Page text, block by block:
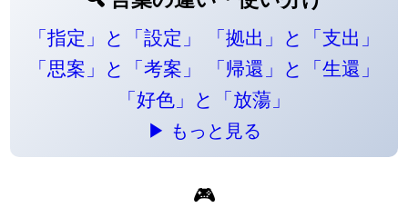
「指定」と「設定」
「拠出」と「支出」
「思案」と「考案」
「帰還」と「生還」
「好色」と「放蕩」
▶ もっと見る
🎮